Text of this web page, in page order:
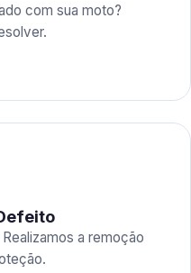
com sua moto?
a remoção